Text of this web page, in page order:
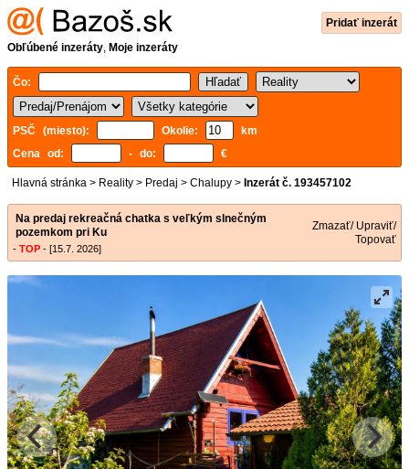
Pridať inzerát
Obľúbené inzeráty, Moje inzeráty
Čo:
PSČ (miesto): Okolie:
km
Cena od:
- do: €
Hlavná stránka > Reality > Predaj > Chalupy > Inzerát č. 193457102
Na predaj rekreačná chatka s veľkým slnečným
pozemkom pri Ku
- TOP - [15.7. 2026]
Zmazať/ Upraviť/
Topovať